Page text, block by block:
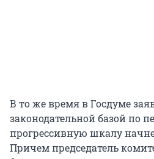
В то же время в Госдуме
законодательной базой по
прогрессивную шкалу
Причем председатель